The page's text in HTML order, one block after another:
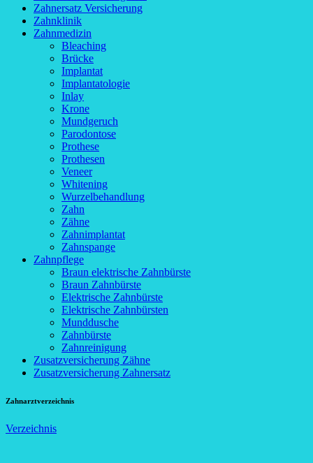
Zahnersatz Versicherung
Zahnklinik
Zahnmedizin
Bleaching
Brücke
Implantat
Implantatologie
Inlay
Krone
Mundgeruch
Parodontose
Prothese
Prothesen
Veneer
Whitening
Wurzelbehandlung
Zahn
Zähne
Zahnimplantat
Zahnspange
Zahnpflege
Braun elektrische Zahnbürste
Braun Zahnbürste
Elektrische Zahnbürste
Elektrische Zahnbürsten
Munddusche
Zahnbürste
Zahnreinigung
Zusatzversicherung Zähne
Zusatzversicherung Zahnersatz
Zahnarztverzeichnis
Verzeichnis